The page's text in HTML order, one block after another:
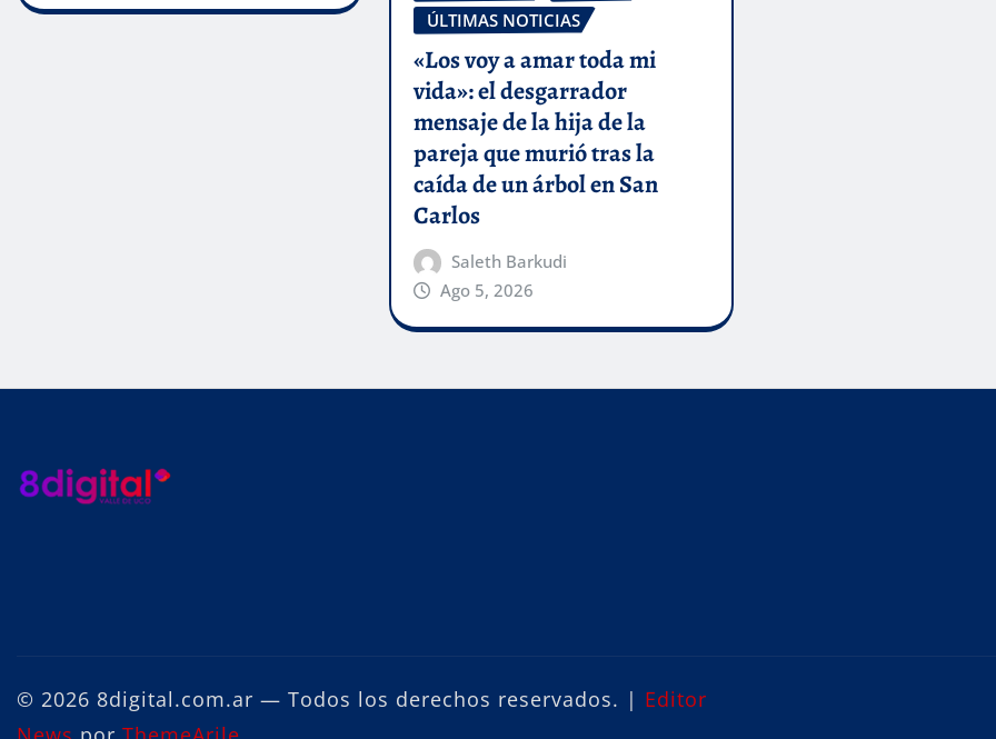
ÚLTIMAS NOTICIAS
«Los voy a amar toda mi
vida»: el desgarrador
mensaje de la hija de la
pareja que murió tras la
caída de un árbol en San
Carlos
Saleth Barkudi
Ago 5, 2026
© 2026 8digital.com.ar — Todos los derechos reservados. | Editor